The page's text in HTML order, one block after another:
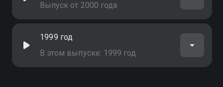
Выпуск от 2000 года
1999 год
В этом выпуске: 1999 год